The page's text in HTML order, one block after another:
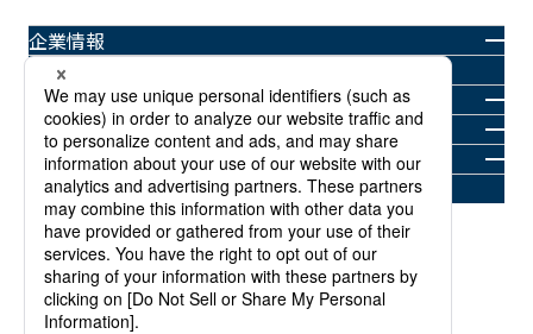
企業情報
製品情報
ニュースルーム
投資家情報
サステナビリティ
採用情報
商標についてプライバシーポリシー
当社Webサイトご利用規約サイトマップ